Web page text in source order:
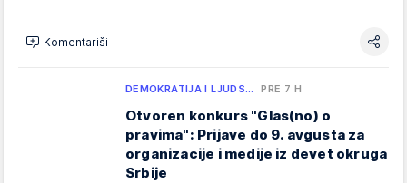
Komentariši
DEMOKRATIJA I LJUDS… PRE 7 H
Otvoren konkurs "Glas(no) o
pravima": Prijave do 9. avgusta za
organizacije i medije iz devet okruga
Srbije